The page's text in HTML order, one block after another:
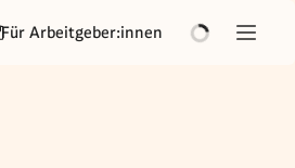
Für Arbeitgeber:innen